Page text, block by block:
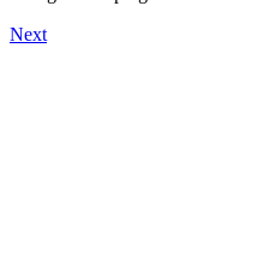
Next